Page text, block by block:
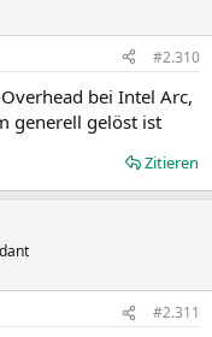
#2.310
bei Intel Arc,
generell gelöst ist
Zitieren
#2.311